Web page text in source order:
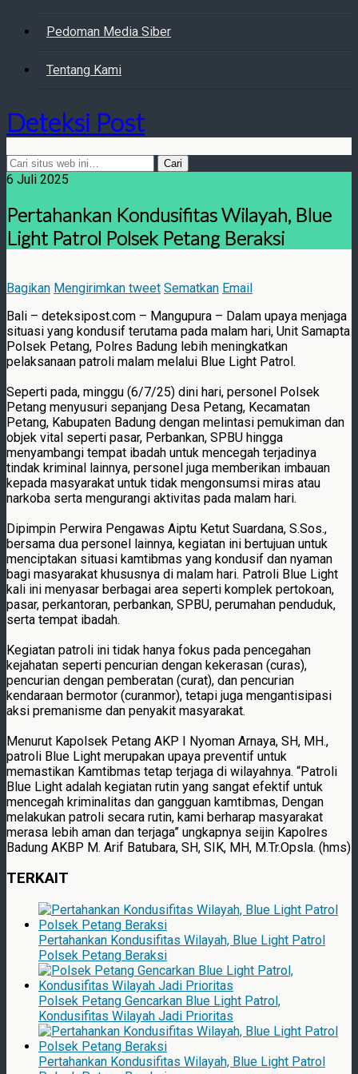
Pedoman Media Siber
Tentang Kami
Deteksi Post
6 Juli 2025
Pertahankan Kondusifitas Wilayah, Blue
Light Patrol Polsek Petang Beraksi
Bagikan Mengirimkan tweet Sematkan Email
Bali – deteksipost.com – Mangupura – Dalam upaya menjaga
situasi yang kondusif terutama pada malam hari, Unit Samapta
Polsek Petang, Polres Badung lebih meningkatkan
pelaksanaan patroli malam melalui Blue Light Patrol.
Seperti pada, minggu (6/7/25) dini hari, personel Polsek
Petang menyusuri sepanjang Desa Petang, Kecamatan
Petang, Kabupaten Badung dengan melintasi pemukiman dan
objek vital seperti pasar, Perbankan, SPBU hingga
menyambangi tempat ibadah untuk mencegah terjadinya
tindak kriminal lainnya, personel juga memberikan imbauan
kepada masyarakat untuk tidak mengonsumsi miras atau
narkoba serta mengurangi aktivitas pada malam hari.
Dipimpin Perwira Pengawas Aiptu Ketut Suardana, S.Sos.,
bersama dua personel lainnya, kegiatan ini bertujuan untuk
menciptakan situasi kamtibmas yang kondusif dan nyaman
bagi masyarakat khususnya di malam hari. Patroli Blue Light
kali ini menyasar berbagai area seperti komplek pertokoan,
pasar, perkantoran, perbankan, SPBU, perumahan penduduk,
serta tempat ibadah.
Kegiatan patroli ini tidak hanya fokus pada pencegahan
kejahatan seperti pencurian dengan kekerasan (curas),
pencurian dengan pemberatan (curat), dan pencurian
kendaraan bermotor (curanmor), tetapi juga mengantisipasi
aksi premanisme dan penyakit masyarakat.
Menurut Kapolsek Petang AKP I Nyoman Arnaya, SH, MH.,
patroli Blue Light merupakan upaya preventif untuk
memastikan Kamtibmas tetap terjaga di wilayahnya. “Patroli
Blue Light adalah kegiatan rutin yang sangat efektif untuk
mencegah kriminalitas dan gangguan kamtibmas, Dengan
melakukan patroli secara rutin, kami berharap masyarakat
merasa lebih aman dan terjaga” ungkapnya seijin Kapolres
Badung AKBP M. Arif Batubara, SH, SIK, MH, M.Tr.Opsla. (hms)
TERKAIT
Pertahankan Kondusifitas Wilayah, Blue Light Patrol
Polsek Petang Beraksi
Polsek Petang Gencarkan Blue Light Patrol,
Kondusifitas Wilayah Jadi Prioritas
Pertahankan Kondusifitas Wilayah, Blue Light Patrol